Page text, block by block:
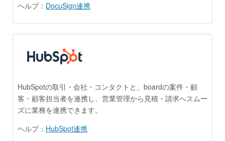
ヘルプ： DocuSign連携
HubSpotの取引・会社・コンタクトと、boardの案件・顧
客・顧客担当者を連携し、営業管理から見積・請求へスムー
ズに業務を連携できます。
ヘルプ： HubSpot連携